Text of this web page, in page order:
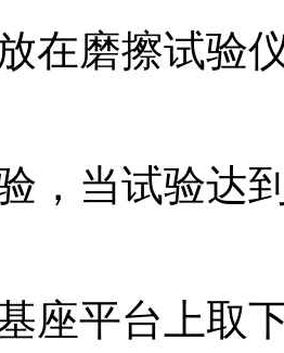
在磨擦试验
，当试验达
座平台上取